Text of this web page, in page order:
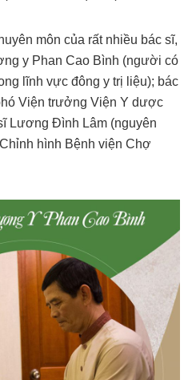
môn của rất nhiều bác sĩ,
y Phan Cao Bình (người có
lĩnh vực đông y trị liệu); bác
Viện trưởng Viện Y dược
Lương Đình Lâm (nguyên
hình Bệnh viện Chợ